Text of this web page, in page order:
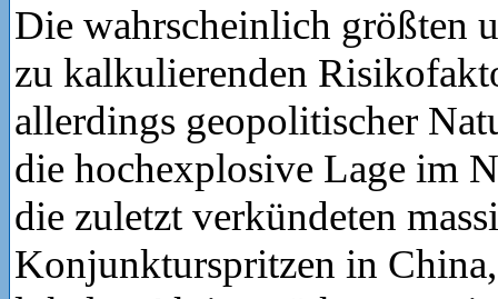
Die wahrscheinlich größten
zu kalkulierenden
allerdings geopolitischer
die hochexplosive Lage im
die zuletzt verkündeten
Konjunkturspritzen in